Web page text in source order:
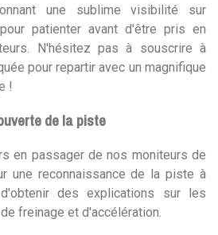
une sublime visibilité sur
patienter avant d'être pris en
N'hésitez pas à souscrire à
pour repartir avec un magnifique
!
de la piste
en passager de nos moniteurs de
une reconnaissance de la piste à
des explications sur les
freinage et d'accélération.